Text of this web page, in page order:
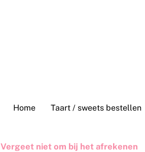
Home Taart / sweets bestellen
Vergeet niet om bij het afrekenen